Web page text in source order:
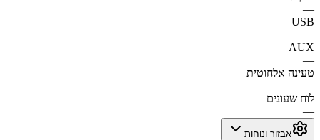
—
USB
—
AUX
—
טעינה אלחוטית
—
לוח שעונים
—
אבזור ונוחות